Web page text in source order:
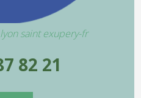
saint exupery-fr
82 21